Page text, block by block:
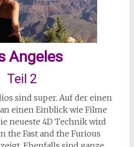
Angeles
Teil 2
sind super. Auf der einen
einen Einblick wie Filme
neueste 4D Technik wird
the Fast and the Furious